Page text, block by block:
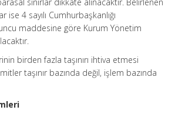
4 sayılı Cumhurbaşkanlığı
maddesine göre Kurum Yönetim
birden fazla taşınırı ihtiva etmesi
taşınır bazında değil, işlem bazında